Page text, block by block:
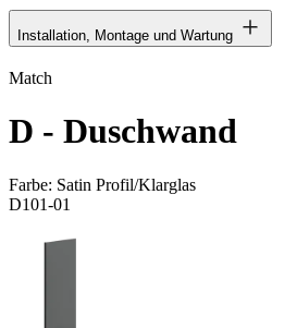
Installation, Montage und Wartung
Match
D - Duschwand
Farbe: Satin Profil/Klarglas
D101-01